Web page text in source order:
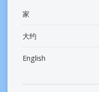
家
大约
English